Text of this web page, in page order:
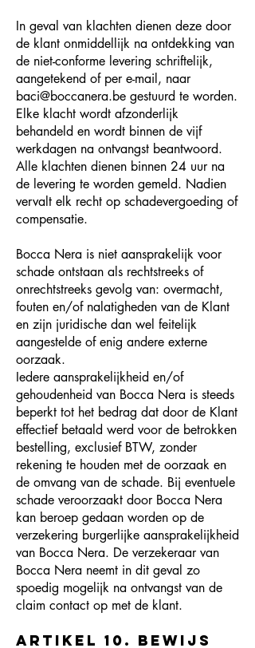
In geval van klachten dienen deze door
de klant onmiddellijk na ontdekking van
de niet-conforme levering schriftelijk,
aangetekend of per e-mail, naar
baci@boccanera.be gestuurd te worden.
Elke klacht wordt afzonderlijk
behandeld en wordt binnen de vijf
werkdagen na ontvangst beantwoord.
Alle klachten dienen binnen 24 uur na
de levering te worden gemeld. Nadien
vervalt elk recht op schadevergoeding of
compensatie.
Bocca Nera is niet aansprakelijk voor
schade ontstaan als rechtstreeks of
onrechtstreeks gevolg van: overmacht,
fouten en/of nalatigheden van de Klant
en zijn juridische dan wel feitelijk
aangestelde of enig andere externe
oorzaak.
Iedere aansprakelijkheid en/of
gehoudenheid van Bocca Nera is steeds
beperkt tot het bedrag dat door de Klant
effectief betaald werd voor de betrokken
bestelling, exclusief BTW, zonder
rekening te houden met de oorzaak en
de omvang van de schade. Bij eventuele
schade veroorzaakt door Bocca Nera
kan beroep gedaan worden op de
verzekering burgerlijke aansprakelijkheid
van Bocca Nera. De verzekeraar van
Bocca Nera neemt in dit geval zo
spoedig mogelijk na ontvangst van de
claim contact op met de klant.
Artikel 10. Bewijs